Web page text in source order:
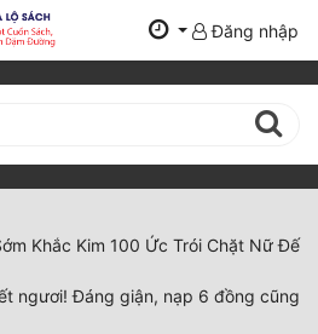
Đăng nhập
Khắc Kim 100 Ức Trói Chặt Nữ Đế
ngươi! Đáng giận, nạp 6 đồng cũng